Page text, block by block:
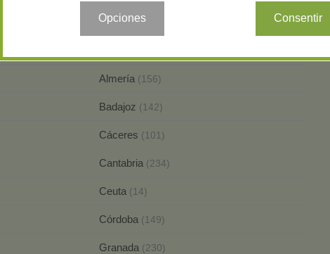
Opciones Consentir
Almería (156)
Badajoz (142)
Cáceres (101)
Cantabria (234)
Ceuta (14)
Córdoba (149)
Granada (230)